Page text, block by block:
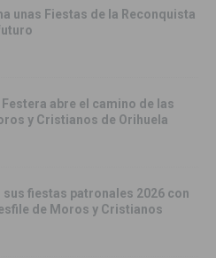
unas Fiestas de la Reconquista
Festera abre el camino de las
y Cristianos de Orihuela
sus fiestas patronales 2026 con
de Moros y Cristianos